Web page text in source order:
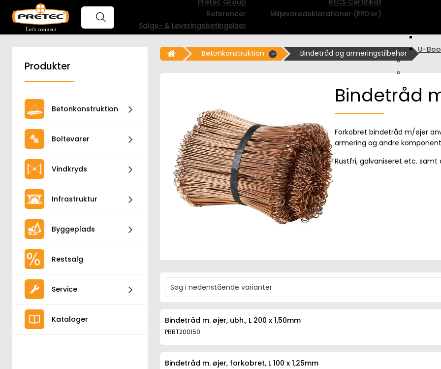
Pretec Group
Referencer
Salgs- & Leveringsbetingelser
RECS Certifikat
Miljøvaredeklarationer (EPD'er)
U-
Produkter
Betonkonstruktion
Boltevarer
Vindkryds
Infrastruktur
Byggeplads
Restsalg
Service
Kataloger
Betonkonstruktion Bindetråd og armeringstilbehør
Bindetråd
Forkobret bindetråd m/øjer
armering og andre
Rustfri, galvaniseret etc.
Bindetråd m. øjer, ubh., L 200 x 1,50mm
PRBT200150
Bindetråd m. øjer, forkobret, L 100 x 1,25mm